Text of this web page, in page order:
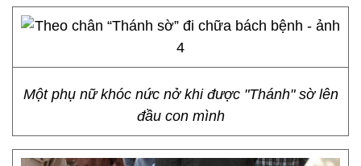
Một phụ nữ khóc nức nở khi được "Thánh" sờ lên
đầu con mình